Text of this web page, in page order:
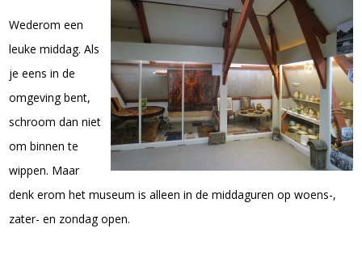
Wederom een
leuke middag. Als
je eens in de
omgeving bent,
schroom dan niet
om binnen te
wippen. Maar
denk erom het museum is alleen in de middaguren op woens-,
zater- en zondag open.